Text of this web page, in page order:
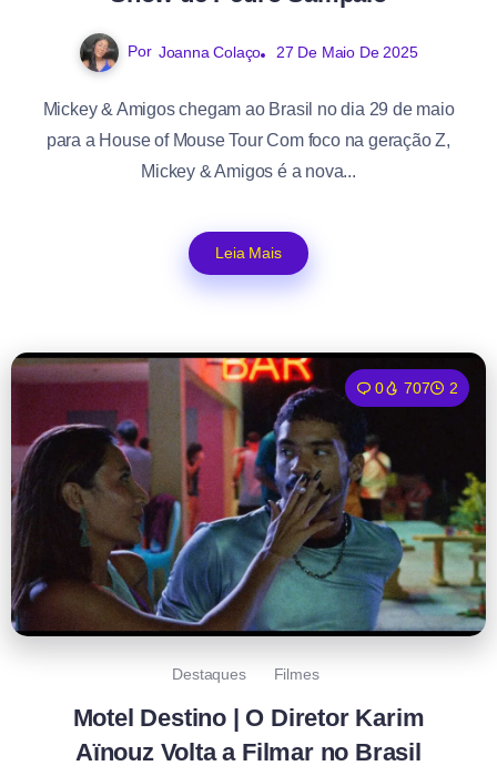
Por Joanna Colaço 27 De Maio De 2025
Mickey & Amigos chegam ao Brasil no dia 29 de maio
para a House of Mouse Tour Com foco na geração Z,
Mickey & Amigos é a nova...
Leia Mais
0 707 2
Destaques Filmes
Motel Destino | O Diretor Karim
Aïnouz Volta a Filmar no Brasil